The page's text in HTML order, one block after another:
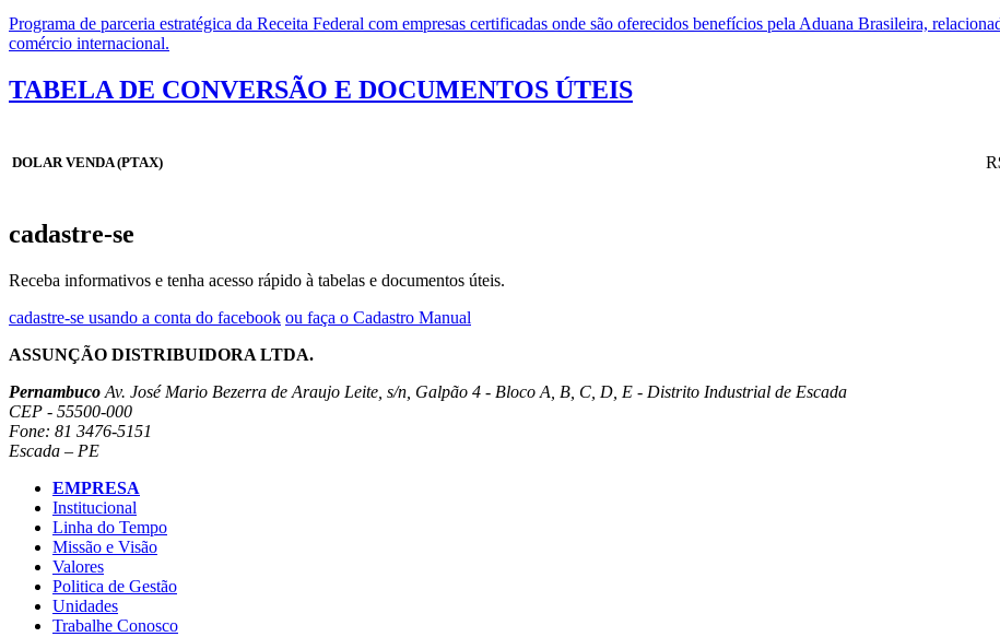
Programa de parceria estratégica da Receita Federal com empresas certificadas onde são oferecidos benefícios pela Aduana Brasileira,
comércio internacional.
TABELA DE CONVERSÃO E DOCUMENTOS ÚTEIS
DOLAR VENDA (PTAX)
cadastre-se
Receba informativos e tenha acesso rápido à tabelas e documentos úteis.
cadastre-se usando a conta do facebook ou faça o Cadastro Manual
ASSUNÇÃO DISTRIBUIDORA LTDA.
Pernambuco Av. José Mario Bezerra de Araujo Leite, s/n, Galpão 4 - Bloco A, B, C, D, E - Distrito Industrial de Escada
CEP - 55500-000
Fone: 81 3476-5151
Escada – PE
EMPRESA
Institucional
Linha do Tempo
Missão e Visão
Valores
Politica de Gestão
Unidades
Trabalhe Conosco